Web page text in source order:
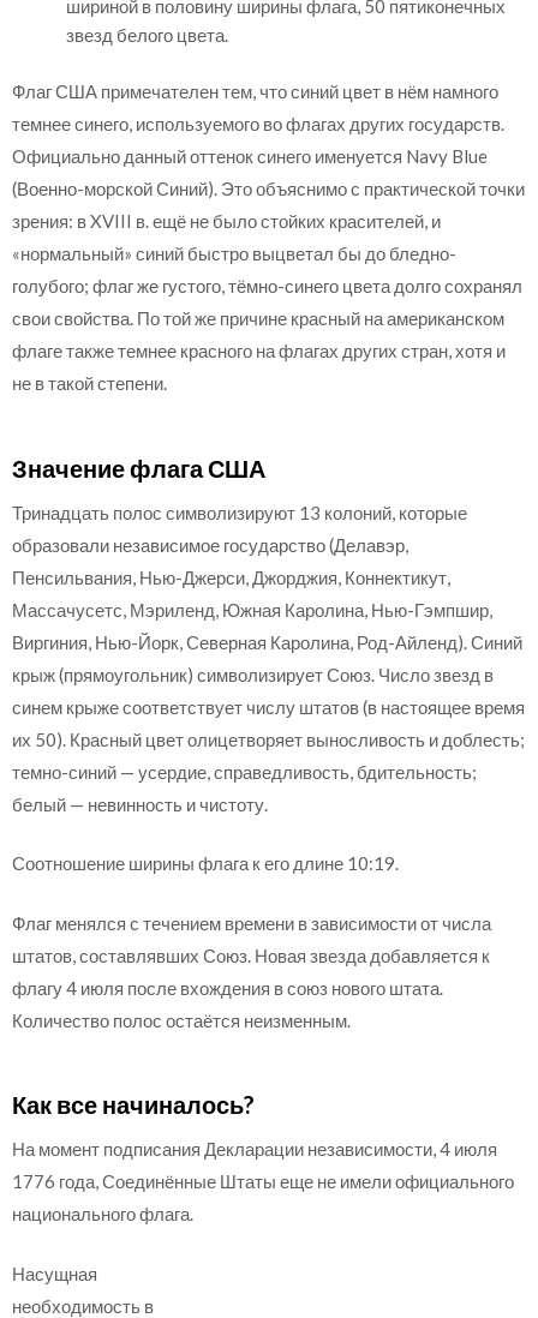
шириной в половину ширины флага, 50 пятиконечных
звезд белого цвета.
Флаг США примечателен тем, что синий цвет в нём намного
темнее синего, используемого во флагах других государств.
Официально данный оттенок синего именуется Navy Blue
(Военно-морской Синий). Это объяснимо с практической точки
зрения: в XVIII в. ещё не было стойких красителей, и
«нормальный» синий быстро выцветал бы до бледно-
голубого; флаг же густого, тёмно-синего цвета долго сохранял
свои свойства. По той же причине красный на американском
флаге также темнее красного на флагах других стран, хотя и
не в такой степени.
Значение флага США
Тринадцать полос символизируют 13 колоний, которые
образовали независимое государство (Делавэр,
Пенсильвания, Нью-Джерси, Джорджия, Коннектикут,
Массачусетс, Мэриленд, Южная Каролина, Нью-Гэмпшир,
Виргиния, Нью-Йорк, Северная Каролина, Род-Айленд). Синий
крыж (прямоугольник) символизирует Союз. Число звезд в
синем крыже соответствует числу штатов (в настоящее время
их 50). Красный цвет олицетворяет выносливость и доблесть;
темно-синий — усердие, справедливость, бдительность;
белый — невинность и чистоту.
Соотношение ширины флага к его длине 10:19.
Флаг менялся с течением времени в зависимости от числа
штатов, составлявших Союз. Новая звезда добавляется к
флагу 4 июля после вхождения в союз нового штата.
Количество полос остаётся неизменным.
Как все начиналось?
На момент подписания Декларации независимости, 4 июля
1776 года, Соединённые Штаты еще не имели официального
национального флага.
Насущная
необходимость в